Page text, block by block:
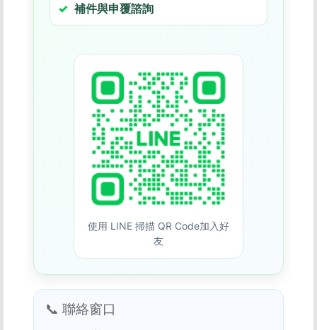
補件與申覆諮詢
使用 LINE 掃描 QR Code加入好
友
📞 聯絡窗口